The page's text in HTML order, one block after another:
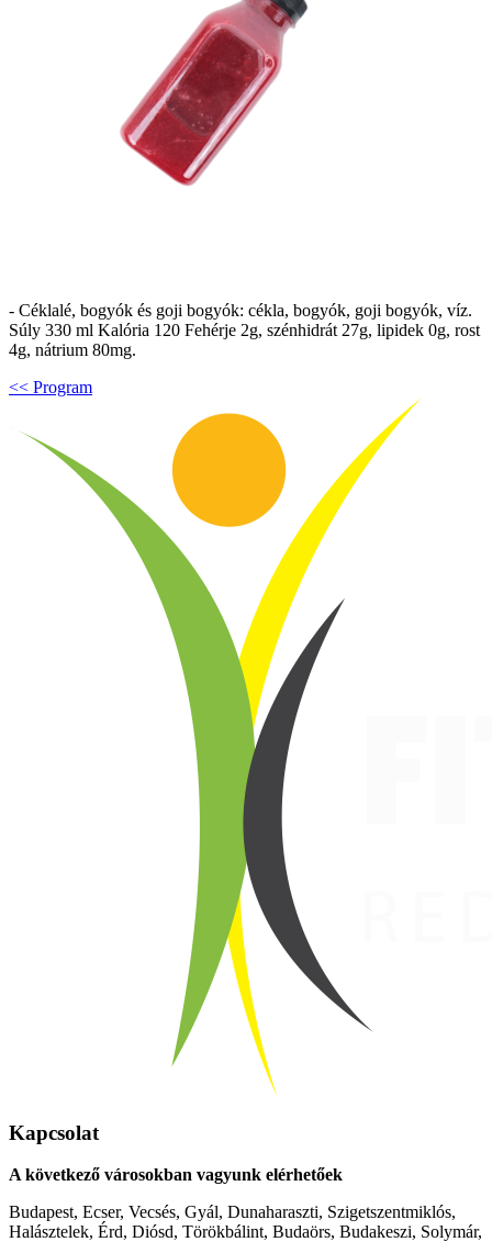
- Céklalé, bogyók és goji bogyók: cékla, bogyók, goji bogyók, víz.
Súly 330 ml Kalória 120 Fehérje 2g, szénhidrát 27g, lipidek 0g, rost
4g, nátrium 80mg.
<< Program
Kapcsolat
A következő városokban vagyunk elérhetőek
Budapest, Ecser, Vecsés, Gyál, Dunaharaszti, Szigetszentmiklós,
Halásztelek, Érd, Diósd, Törökbálint, Budaörs, Budakeszi, Solymár,